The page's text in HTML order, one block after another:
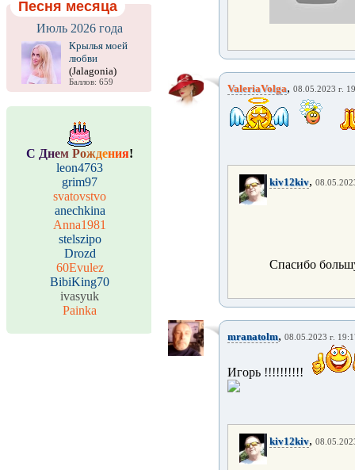
Песня месяца
Июль 2026 года
Крылья моей
любви
(Jalagonia)
Баллов: 659
С Днем Рождения!
leon4763
grim97
svatovstvo
anechkina
Anna1981
stelszipo
Drozd
60Evulez
BibiKing70
ivasyuk
Painka
ValeriaVolga, 08.05.2023 г.
kiv12kiv,
Спасибо
mranatolm, 08.05.2023 г.
Игорь !!!!!!!!!!
kiv12kiv,